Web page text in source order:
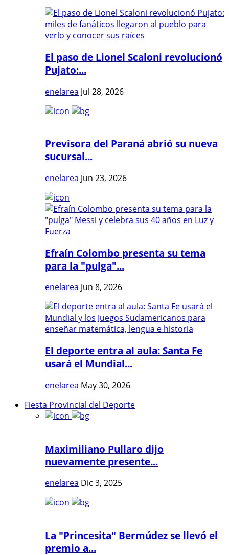
El paso de Lionel Scaloni revolucionó
Pujato:...
enelarea Jul 28, 2026
Previsora del Paraná abrió su nueva
sucursal...
enelarea Jun 23, 2026
Efraín Colombo presenta su tema
para la "pulga"...
enelarea Jun 8, 2026
El deporte entra al aula: Santa Fe
usará el Mundial...
enelarea May 30, 2026
Fiesta Provincial del Deporte
Maximiliano Pullaro dijo
nuevamente presente...
enelarea Dic 3, 2025
La "Princesita" Bermúdez se llevó el
premio a...